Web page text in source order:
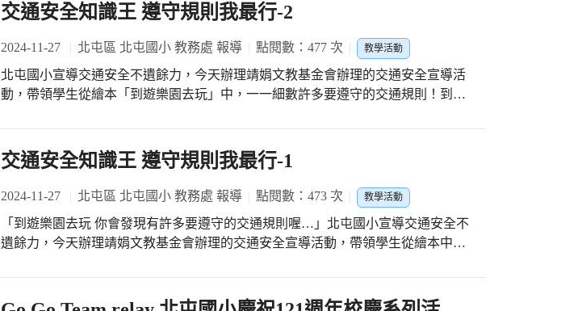
交通安全知識王 遵守規則我最行-2
2024-11-27 北屯區 北屯國小 教務處 報導 點閱數：477 次 教學活動
北屯國小宣導交通安全不遺餘力，今天辦理靖娟文教基金會辦理的交通安全宣導活
動，帶領學生從繪本「到遊樂園去玩」中，一一細數許多要遵守的交通規則！到遊
交通安全知識王 遵守規則我最行-1
2024-11-27 北屯區 北屯國小 教務處 報導 點閱數：473 次 教學活動
「到遊樂園去玩 你會發現有許多要遵守的交通規則喔…」北屯國小宣導交通安全不
遺餘力，今天辦理靖娟文教基金會辦理的交通安全宣導活動，帶領學生從繪本中，